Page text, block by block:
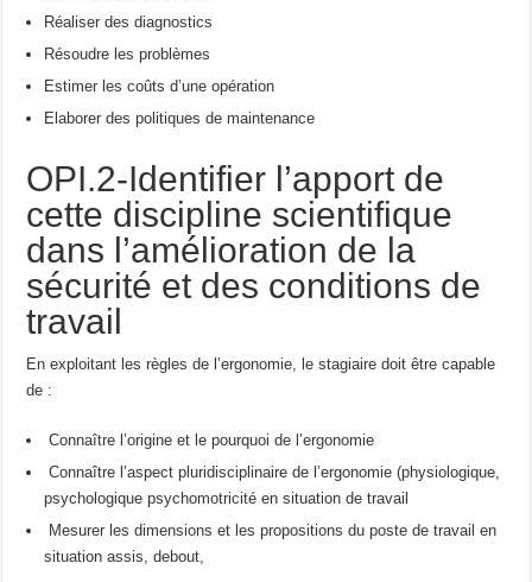
Réaliser des diagnostics
Résoudre les problèmes
Estimer les coûts d’une opération
Elaborer des politiques de maintenance
OPI.2-Identifier l’apport de
cette discipline scientifique
dans l’amélioration de la
sécurité et des conditions de
travail
En exploitant les règles de l’ergonomie, le stagiaire doit être capable
de :
Connaître l’origine et le pourquoi de l’ergonomie
Connaître l’aspect pluridisciplinaire de l’ergonomie (physiologique,
psychologique psychomotricité en situation de travail
Mesurer les dimensions et les propositions du poste de travail en
situation assis, debout,